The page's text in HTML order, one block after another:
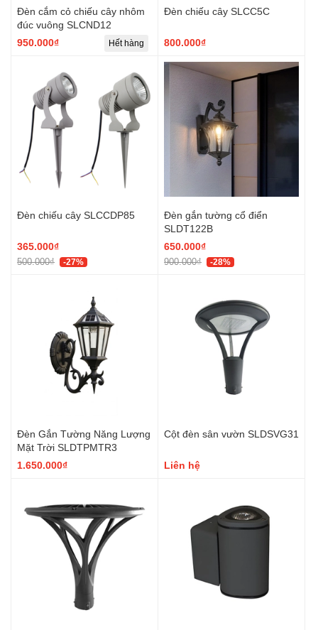
Đèn cắm cỏ chiếu cây nhôm
đúc vuông SLCND12
950.000₫
Hết hàng
Đèn chiếu cây SLCC5C
800.000₫
Đèn chiếu cây SLCCDP85
365.000₫
500.000₫ -27%
Đèn gắn tường cổ điển
SLDT122B
650.000₫
900.000₫ -28%
Đèn Gắn Tường Năng Lượng
Mặt Trời SLDTPMTR3
1.650.000₫
Cột đèn sân vườn SLDSVG31
Liên hệ